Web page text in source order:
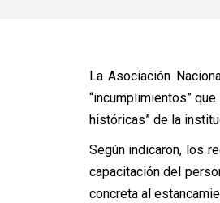
La Asociación
“incumplimientos”
históricas” de la
Según indicaron, los
capacitación del
concreta al